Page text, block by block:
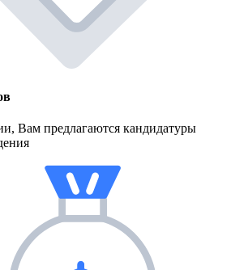
Вам предлагаются кандидатуры